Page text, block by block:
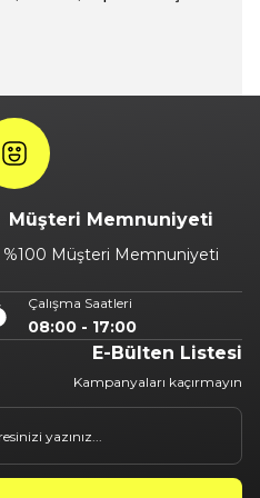
Müşteri Memnuniyeti
%100 Müşteri Memnuniyeti
Çalışma Saatleri
08:00 - 17:00
E-Bülten Listesi
Kampanyaları kaçırmayın